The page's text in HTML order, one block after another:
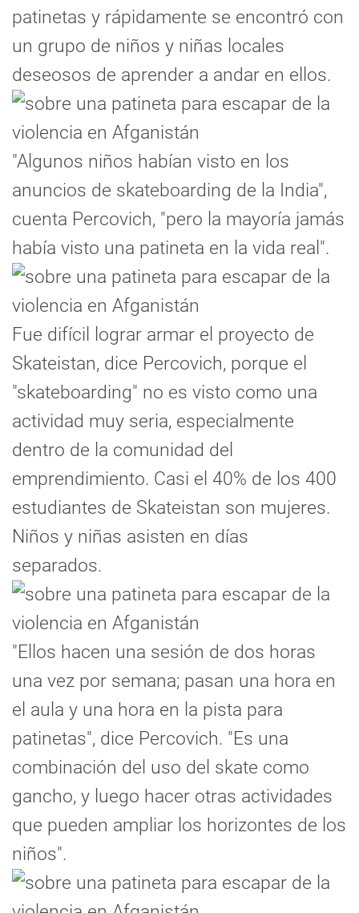
patinetas y rápidamente se encontró con
un grupo de niños y niñas locales
deseosos de aprender a andar en ellos.
"Algunos niños habían visto en los
anuncios de skateboarding de la India",
cuenta Percovich, "pero la mayoría jamás
había visto una patineta en la vida real".
Fue difícil lograr armar el proyecto de
Skateistan, dice Percovich, porque el
"skateboarding" no es visto como una
actividad muy seria, especialmente
dentro de la comunidad del
emprendimiento. Casi el 40% de los 400
estudiantes de Skateistan son mujeres.
Niños y niñas asisten en días
separados.
"Ellos hacen una sesión de dos horas
una vez por semana; pasan una hora en
el aula y una hora en la pista para
patinetas", dice Percovich. "Es una
combinación del uso del skate como
gancho, y luego hacer otras actividades
que pueden ampliar los horizontes de los
niños".